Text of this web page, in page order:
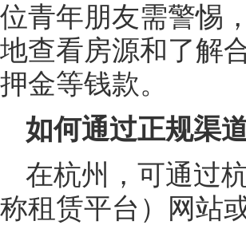
位青年朋友需警惕
地查看房源和了解
押金等钱款。
如何通过正规渠
在杭州，可通过
称租赁平台）网站